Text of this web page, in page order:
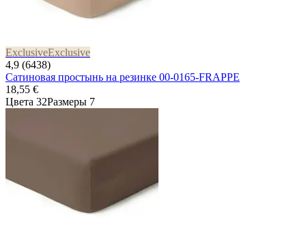
ExclusiveExclusive
4,9 (6438)
Сатиновая простынь на резинке 00-0165-FRAPPE
18,55 €
Цвета 32Размеры 7